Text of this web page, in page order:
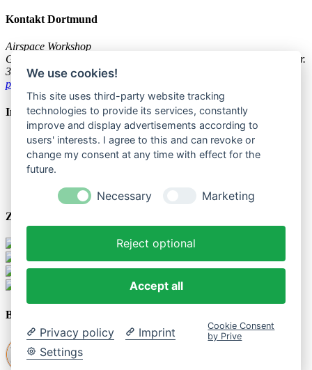
Kontakt Dortmund
Airspace Workshop
GmbH & Co.KG
Weissenburger Str.
3
44135 Dortmund Tel: 0231 - 55 69 70-0
profiballon@ballonzauber.de
Informationen
Versandkosten
Impressum
AGB
Datenschutz
Einwegkunststofffondsgesetz
Zahlungsarten
Besuchen Sie uns
We use cookies!
This site uses third-party website tracking
technologies to provide its services, constantly
improve and display advertisements according to
users' interests. I agree to this and can revoke or
change my consent at any time with effect for the
future.
Necessary Marketing
Reject optional
Accept all
Privacy policy
Imprint
Settings
Cookie Consent
by Prive